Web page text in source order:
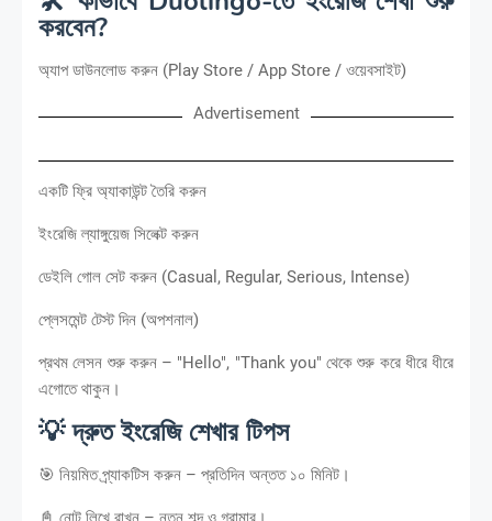
করবেন?
অ্যাপ ডাউনলোড করুন (Play Store / App Store / ওয়েবসাইট)
Advertisement
একটি ফ্রি অ্যাকাউন্ট তৈরি করুন
ইংরেজি ল্যাঙ্গুয়েজ সিলেক্ট করুন
ডেইলি গোল সেট করুন (Casual, Regular, Serious, Intense)
প্লেসমেন্ট টেস্ট দিন (অপশনাল)
প্রথম লেসন শুরু করুন – "Hello", "Thank you" থেকে শুরু করে ধীরে ধীরে
এগোতে থাকুন।
💡 দ্রুত ইংরেজি শেখার টিপস
🎯 নিয়মিত প্র্যাকটিস করুন – প্রতিদিন অন্তত ১০ মিনিট।